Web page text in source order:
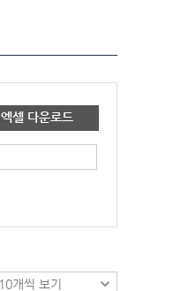
엑셀 다운로드